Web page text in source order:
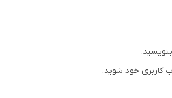
تاثیر به سزایی در حجم دادن به موها و ترمیم
کاربری خود شوید.